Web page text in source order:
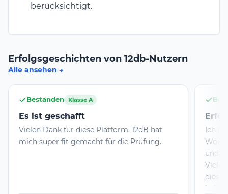
berücksichtigt.
Erfolgsgeschichten von 12db-Nutzern
Alle ansehen
Bestanden Klasse A
Es ist geschafft
Vielen Dank für diese Platform. 12dB hat
mich super fit gemacht für die Prüfung.
Ich
und